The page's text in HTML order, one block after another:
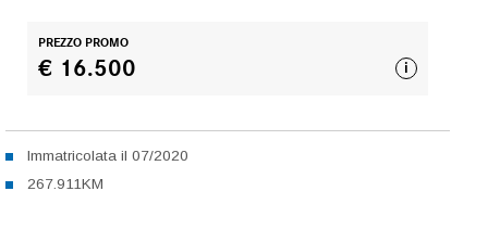
PREZZO PROMO
€ 16.500 i
Immatricolata il 07/2020
267.911KM